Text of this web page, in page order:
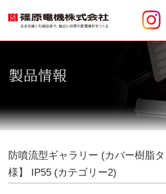
防噴流型ギャラリー (カバー樹脂
様】 IP55 (カテゴリー2)